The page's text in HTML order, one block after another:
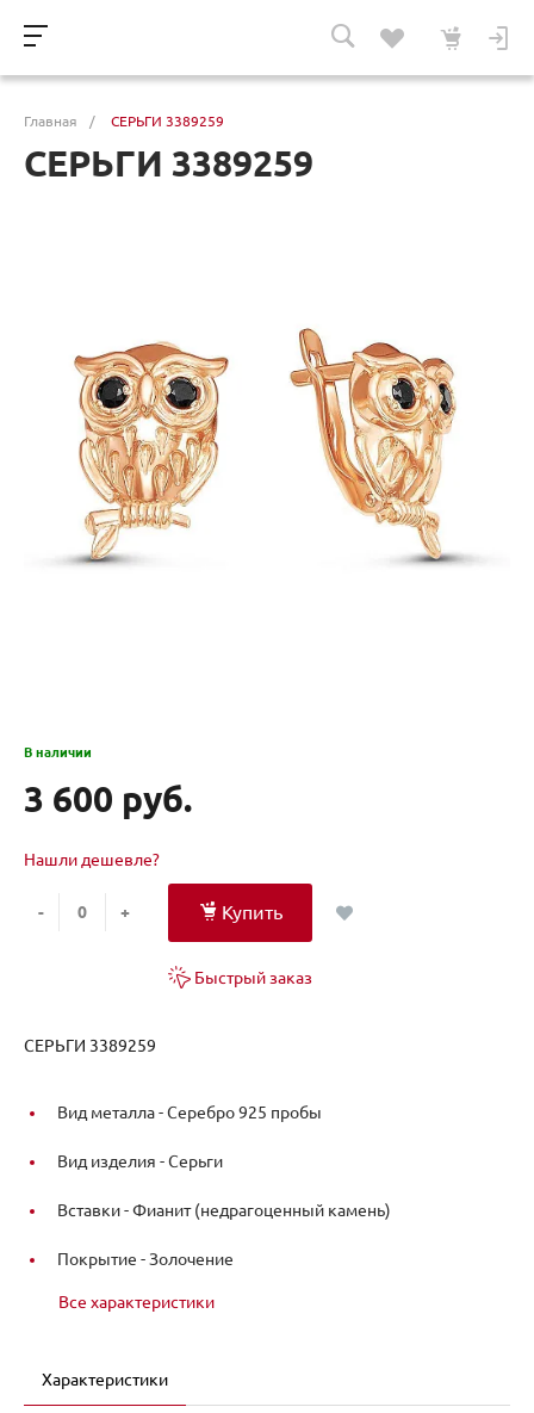
Главная / СЕРЬГИ 3389259
СЕРЬГИ 3389259
В наличии
3 600 руб.
Нашли дешевле?
- + Купить
Быстрый заказ
СЕРЬГИ 3389259
Вид металла -Серебро 925 пробы
Вид изделия -Серьги
Вставки -Фианит (недрагоценный камень)
Покрытие -Золочение
Все характеристики
Характеристики